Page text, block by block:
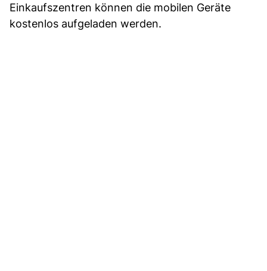
Einkaufszentren können die mobilen Geräte
kostenlos aufgeladen werden.